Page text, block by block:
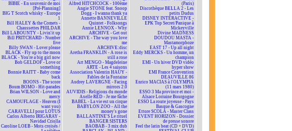
BIBIE - En souvenir de moi
[Pré-Planning]
BIG T Scotch whisky - Europe
1
Bill HALEY & the Comets -
Chaussettes PHILDAR
Bill LABOUNTY - Livin'it up
Bill PRITCHARD - Number
five
Billy SWAN - Lover please
BLACK - Fly up to the moon
BLACK - You're a big girl now
Bob GELDOF - Love or
something
Bonnie RAITT - Baby come
back
BOONS - The score
Boum BOMO - Hit-parades
Brian WILSON - Love and
mercy
CAMOUFLAGE - Heaven (I
want you)
CARAVELLI pour LOTUS
Carlos Alberto IRIGARAY -
Navidad Criolla
Caroline LOEB - Mots croisés /
Alfred HITCHCOCK - 100ème
Angie STONE feat. Snoop
Dogg - I wanna thank ya
Annette BANNEVILLE
Quintet - Folksongs
Annie LENNOX - Why
ARCHIVE - Get out
ARCHIVE - The way you love
me
ARCHIVE:disc
Aretha FRANKLIN - A rose is
still a rose
Art MENGO - Magdeleine
ARTE - Les 4 saisons
Association Valentin HAÜY -
Fables de la Fontaine
Audrey LAVERGNE - Facing
mirrors 2.0
AUVIDIS - Religions du monde
Axelle RED - Je me fâche
BABEL - La vie est un cirque
BABYLON ZOO - All the
money's gone
BALLANTINE'S Le rituel
BANGER SISTERS
BAOBAB - 3 mix dub
(Paris)
Discothèque BELLA 2 - Les
petits Dudus
DISNEY INTERACTIVE -
EPK Top Secret/Panique à
Mickeyville
Divine MADNESS
DOUDOU MASTA -
Mastamorphoze
EAST 17 - Up all night
Eddy MERCKS - Un homme, un
champion
EMI - Un hiver DVD vidéo
hyper show
EMI France Convention
DEAUVILLE 86
Enrico MACIAS à l'OLYMPIA
(11 mars 1980)
ESSO 3 Ma province et moi -
Alsace Lorraine Bourgogne
ESSO La route joyeuse - Pays
Basque & Gascogne
Ettore SCOLA - Master Class
EVENT HORIZON - Dossier
de presse sonore
Feel the latin beat (CD + DVD)